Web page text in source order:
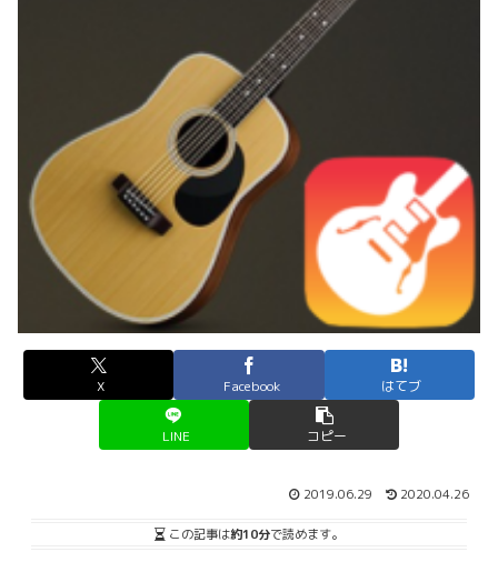
X Facebook はてブ
LINE コピー
2019.06.29 2020.04.26
この記事は約10分で読めます。